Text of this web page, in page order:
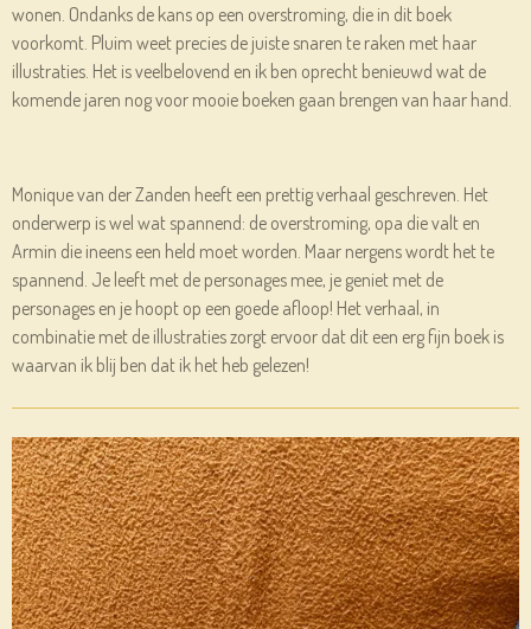
wonen. Ondanks de kans op een overstroming, die in dit boek
voorkomt. Pluim weet precies de juiste snaren te raken met haar
illustraties. Het is veelbelovend en ik ben oprecht benieuwd wat de
komende jaren nog voor mooie boeken gaan brengen van haar hand.
Monique van der Zanden heeft een prettig verhaal geschreven. Het
onderwerp is wel wat spannend: de overstroming, opa die valt en
Armin die ineens een held moet worden. Maar nergens wordt het te
spannend. Je leeft met de personages mee, je geniet met de
personages en je hoopt op een goede afloop! Het verhaal, in
combinatie met de illustraties zorgt ervoor dat dit een erg fijn boek is
waarvan ik blij ben dat ik het heb gelezen!